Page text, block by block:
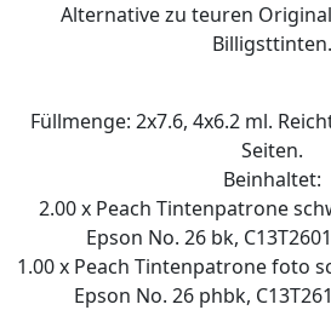
Alternative zu teuren
Billigsttinten.
Füllmenge: 2x7.6, 4x6.2 ml.
Seiten.
Beinhaltet:
2.00 x Peach Tintenpatrone
Epson No. 26 bk,
1.00 x Peach Tintenpatrone foto
Epson No. 26 phbk,